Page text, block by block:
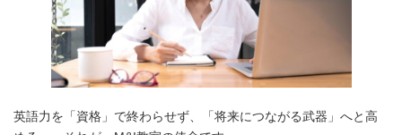
英語力を「資格」で終わらせず、「将来につながる武器」へと高